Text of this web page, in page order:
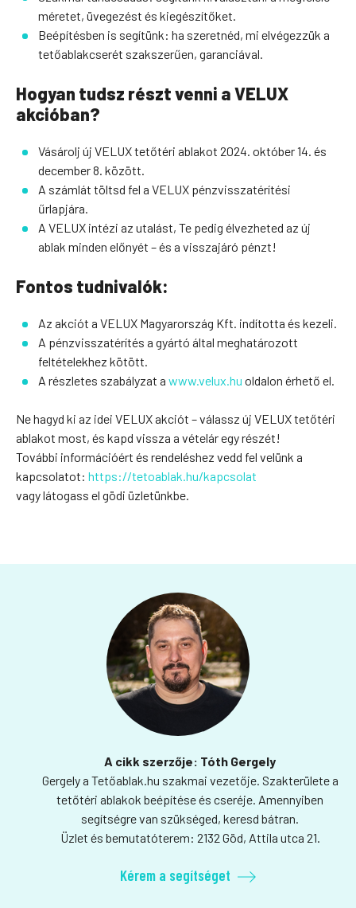
méretet, üvegezést és kiegészítőket.
Beépítésben is segítünk: ha szeretnéd, mi elvégezzük a
tetőablakcserét szakszerűen, garanciával.
Hogyan tudsz részt venni a VELUX
akcióban?
Vásárolj új VELUX tetőtéri ablakot 2024. október 14. és
december 8. között.
A számlát töltsd fel a VELUX pénzvisszatérítési
űrlapjára.
A VELUX intézi az utalást, Te pedig élvezheted az új
ablak minden előnyét – és a visszajáró pénzt!
Fontos tudnivalók:
Az akciót a VELUX Magyarország Kft. indította és kezeli.
A pénzvisszatérítés a gyártó által meghatározott
feltételekhez kötött.
A részletes szabályzat a www.velux.hu oldalon érhető el.
Ne hagyd ki az idei VELUX akciót – válassz új VELUX tetőtéri
ablakot most, és kapd vissza a vételár egy részét!
További információért és rendeléshez vedd fel velünk a
kapcsolatot: https://tetoablak.hu/kapcsolat
vagy látogass el gödi üzletünkbe.
A cikk szerzője: Tóth Gergely
Gergely a Tetőablak.hu szakmai vezetője. Szakterülete a
tetőtéri ablakok beépítése és cseréje. Amennyiben
segítségre van szükséged, keresd bátran.
Üzlet és bemutatóterem: 2132 Göd, Attila utca 21.
Kérem a segítséget